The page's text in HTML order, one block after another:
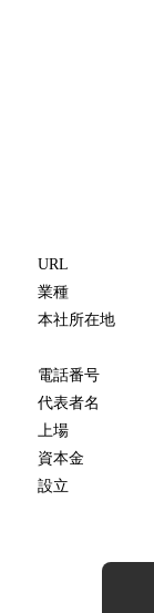
URL
業種
本社所在地
電話番号
代表者名
上場
資本金
設立